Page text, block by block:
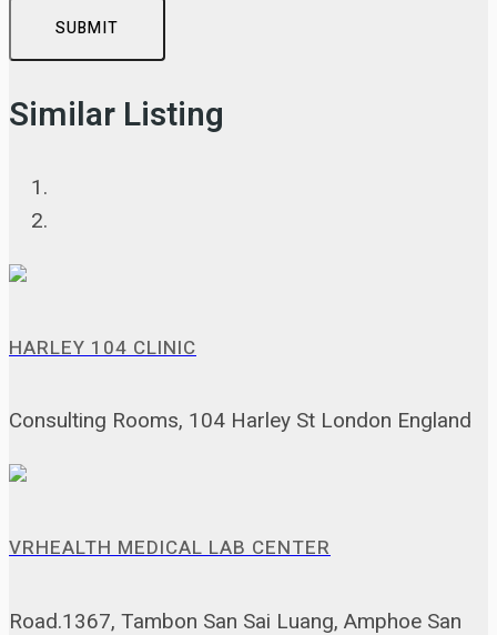
SUBMIT
Similar Listing
HARLEY 104 CLINIC
Consulting Rooms, 104 Harley St London England
VRHEALTH MEDICAL LAB CENTER
Road.1367, Tambon San Sai Luang, Amphoe San